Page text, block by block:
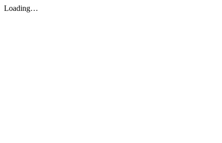
Loading…